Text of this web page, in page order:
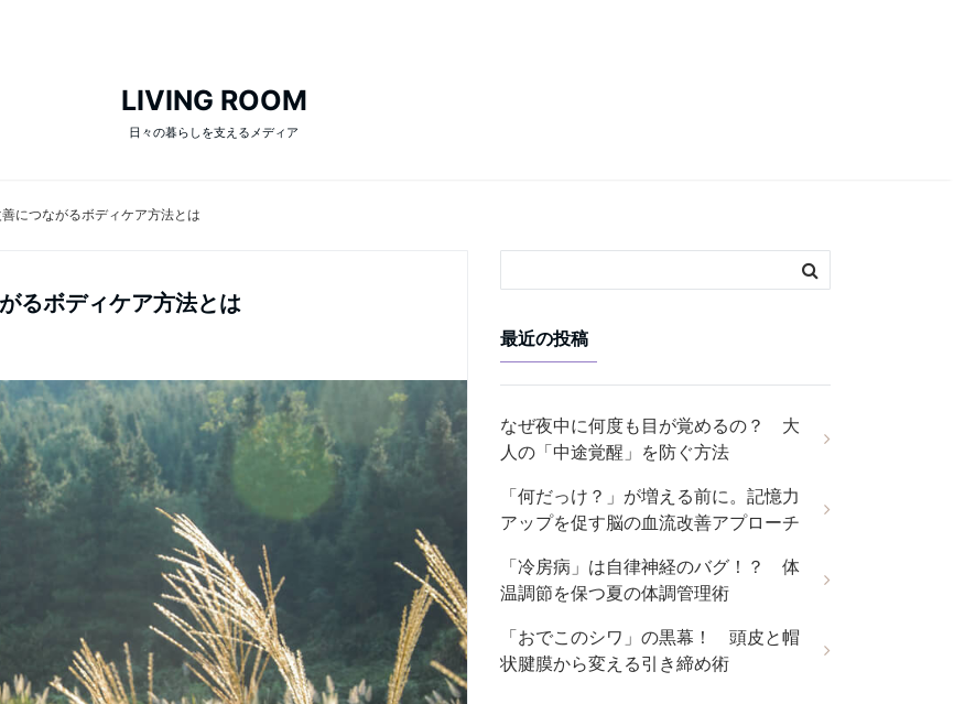
LIVING ROOM
日々の暮らしを支えるメディア
につながるボディケア方法とは
るボディケア方法とは
最近の投稿
なぜ夜中に何度も目が覚めるの？ 大
人の「中途覚醒」を防ぐ方法
「何だっけ？」が増える前に。記憶力
アップを促す脳の血流改善アプローチ
「冷房病」は自律神経のバグ！？ 体
温調節を保つ夏の体調管理術
「おでこのシワ」の黒幕！ 頭皮と帽
状腱膜から変える引き締め術